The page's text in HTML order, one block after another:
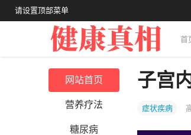
请设置顶部菜单
首
网站首页
营养疗法
糖尿病
子宫
症状疾病